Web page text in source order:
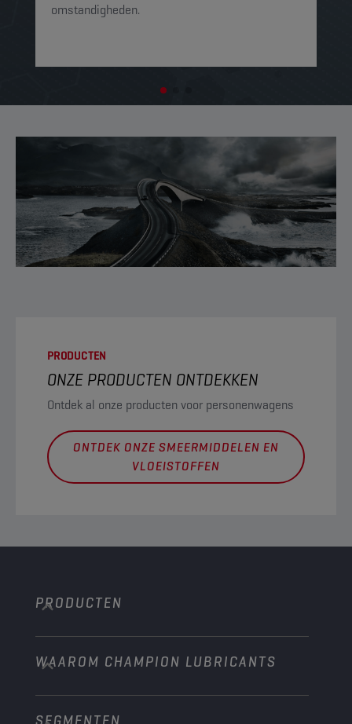
omstandigheden.
PRODUCTEN
ONZE PRODUCTEN ONTDEKKEN
Ontdek al onze producten voor personenwagens
ONTDEK ONZE SMEERMIDDELEN EN
VLOEISTOFFEN
PRODUCTEN
Personenwagens
Bussen & Vrachtwagens
WAAROM CHAMPION LUBRICANTS
Over ons
SEGMENTEN